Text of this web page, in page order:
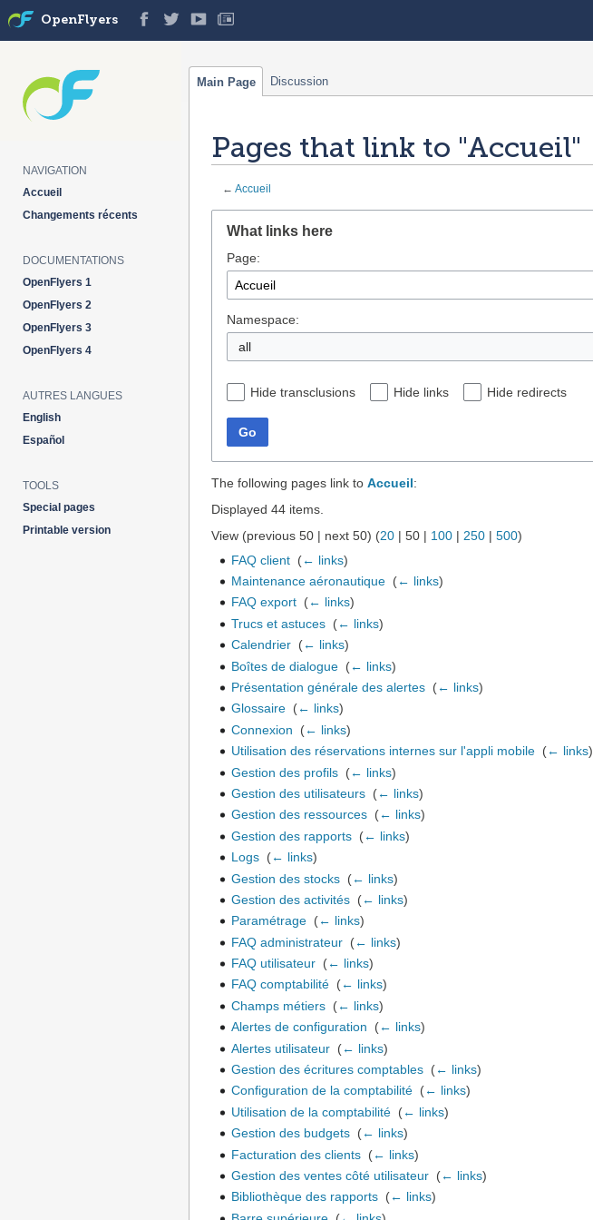
Pages that link to "Accueil"
← Accueil
navigation
search
What links here
Page:
Namespace:
all
Hide transclusions Hide links Hide redirects
Go
The following pages link to Accueil:
Displayed 44 items.
View (previous 50 | next 50) (20 | 50 | 100 | 250 | 500)
FAQ client (← links)
Maintenance aéronautique (← links)
FAQ export (← links)
Trucs et astuces (← links)
Calendrier (← links)
Boîtes de dialogue (← links)
Présentation générale des alertes (← links)
Glossaire (← links)
Connexion
(← links)
Utilisation des réservations internes sur l'appli mobile (← links)
Gestion des profils (← links)
Gestion des utilisateurs (← links)
Gestion des ressources (← links)
Gestion des rapports (← links)
Logs (← links)
Gestion des stocks (← links)
Gestion des activités (← links)
Paramétrage (← links)
FAQ administrateur (← links)
FAQ utilisateur (← links)
FAQ comptabilité (← links)
Champs métiers (← links)
Alertes de configuration
(← links)
Alertes utilisateur (← links)
Gestion des écritures comptables (← links)
Configuration de la comptabilité (← links)
Utilisation de la comptabilité (← links)
Gestion des budgets (← links)
Facturation des clients (← links)
Gestion des ventes côté utilisateur (← links)
Bibliothèque des rapports (← links)
Main Page Discussion
OpenFlyers
NAVIGATION
Accueil
Changements récents
DOCUMENTATIONS
OpenFlyers 1
OpenFlyers 2
OpenFlyers 3
OpenFlyers 4
AUTRES LANGUES
English
Español
TOOLS
Special pages
Printable version